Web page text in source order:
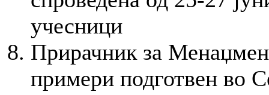
учесници
Прирачник за
примери подготвен во